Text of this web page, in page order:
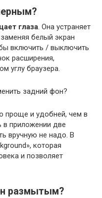
глаза. Она устраняет
белый экран
включить / выключить
расширения,
углу браузера.
задний фон?
проще и удобней, чем в
в приложении две
вручную не надо. В
которая
и позволяет
размытым?